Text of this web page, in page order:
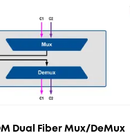
Dual Fiber Mux/DeMux